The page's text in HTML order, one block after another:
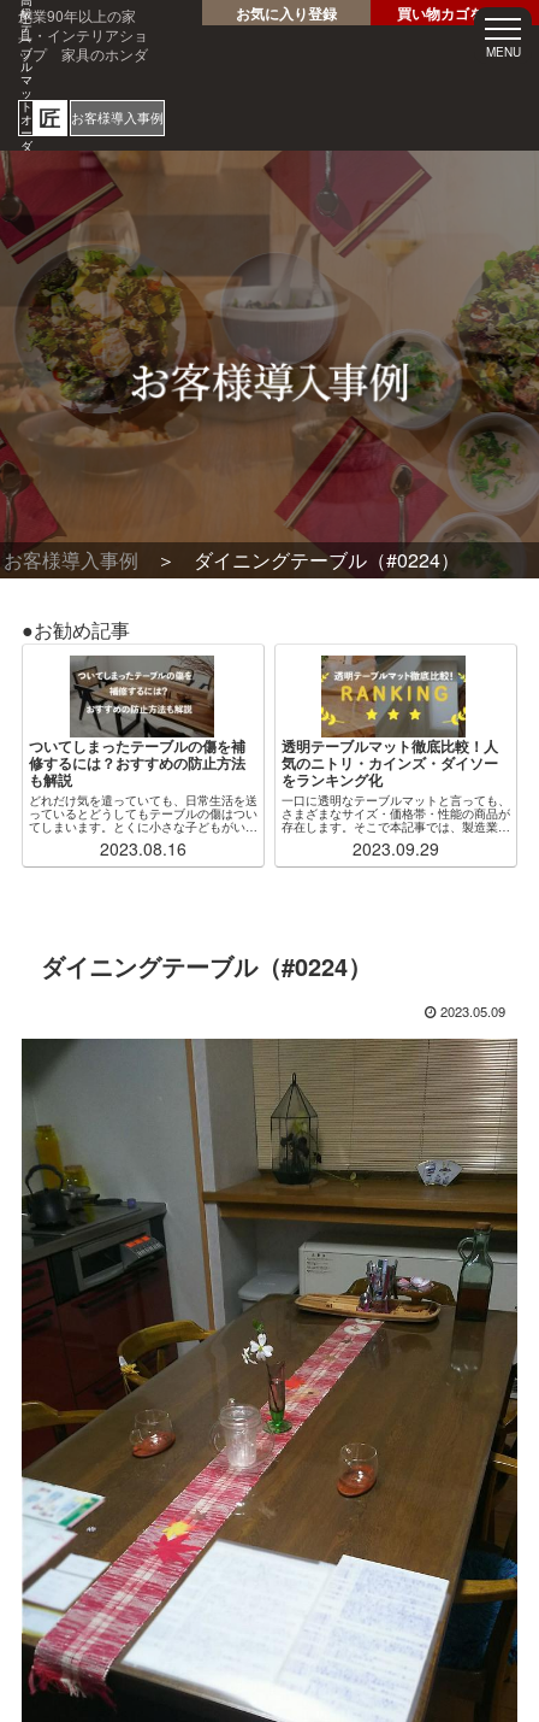
創業90年以上の家
具・インテリアショ
ップ 家具のホンダ
級
テ
ー
ブ
ル
マ
ッ
ト
オ
ー
ダ
ズ
専
店
匠 お客様導入事例
ホテル・レストラン・企業
様の大事なテーブルを傷・
汚れから守る！
サン
プル
請求
1mm
単位
オー
ダー
サイ
ズ
見積
り
請求
書対
応
短納
期
専門
家対
応
ご注文・ご
質問はお気
軽にどうぞ
0120-46-
5054
netjigyoubu@seneso.jp
受付時間：
18:30
お気に入り登録 買い物カゴを見る
MENU
お客様導入事例 ダイニングテーブル（#0224）
●お勧め記事
ついてしまったテーブルの傷を補
修するには？おすすめの防止方法
も解説
どれだけ気を遣っていても、日常生活を送
っているとどうしてもテーブルの傷はつい
てしまいます。とくに小さな子どもがいる
場合、ふとしたことがきっかけで木製・ガ
ラス製問わず傷だらけになってしまうこと
もしばしばです。傷をつけないように注意
2023.08.16
透明テーブルマット徹底比較！人
気のニトリ・カインズ・ダイソー
をランキング化
一口に透明なテーブルマットと言っても、
さまざまなサイズ・価格帯・性能の商品が
存在します。そこで本記事では、製造業者
からも見解をもらいつつ、特に人気な各社
の透明テーブルマットを厳選・比較し、ラ
ンキング化しました。加えて、「自分の状
2023.09.29
ダイニングテーブル（#0224）
2023.05.09